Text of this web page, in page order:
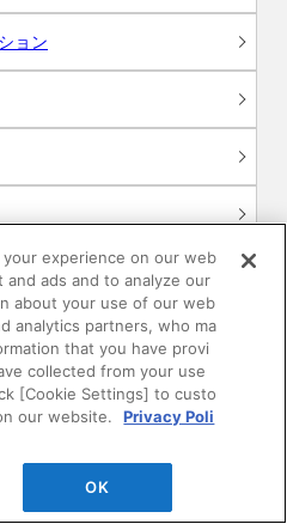
ョン
ト
experience on our web
ads and to analyze our
about your use of our web
analytics partners, who ma
that you have provi
collected from your use
[Cookie Settings] to custo
our website.
Privacy Poli
OK